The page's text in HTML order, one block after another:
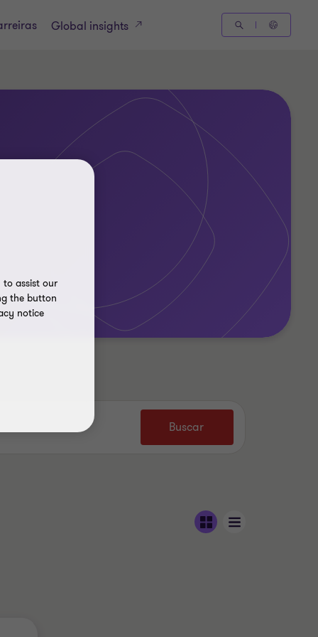
Global insights
Buscar
to assist our
the button
notice